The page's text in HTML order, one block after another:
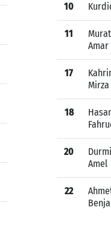
10
11
Amar
17
Mirza
18
20
Amel
22